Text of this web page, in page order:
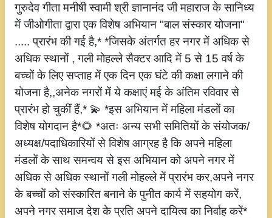
गुरुदेव गीता मनीषी स्वामी श्री ज्ञानानंद जी महाराज के सानिध्य
में जीओगीता द्वारा एक विशेष अभियान "बाल संस्कार योजना"
..... प्रारंभ की गई है,* *जिसके अंतर्गत हर नगर में अधिक से
अधिक स्थानों , गली मोहल्ले सैक्टर आदि में 5 से 15 वर्ष के
बच्चों के लिए सप्ताह में एक दिन एक घंटे की कक्षा लगाने की
योजना है,,अनेक नगरों में ये कक्षाएं मई के अंतिम रविवार से
प्रारंभ हो चुकीं हैं,* 💫 *इस अभियान में महिला मंडलों का
विशेष योगदान है*🌻 *अतः अन्य सभी समितियों के संयोजक/
अध्यक्ष/पदाधिकारियों से विशेष आग्रह है कि अपने महिला
मंडलों के साथ समन्वय से इस अभियान को अपने नगर में
अधिक से अधिक स्थानों गली मोहल्ले में प्रारंभ कर,अपने नगर
के बच्चों को संस्कारित बनाने के पुनीत कार्य में सहयोग करें,
अपने नगर समाज देश के प्रति अपने दायित्व का निर्वाह करें*